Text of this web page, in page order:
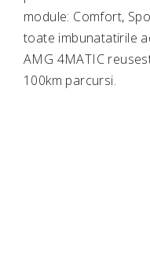
module: Comfort,
toate imbunatatirile
AMG 4MATIC
100km parcursi.